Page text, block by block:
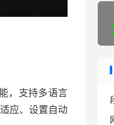
，支持多语言
应、设置自动